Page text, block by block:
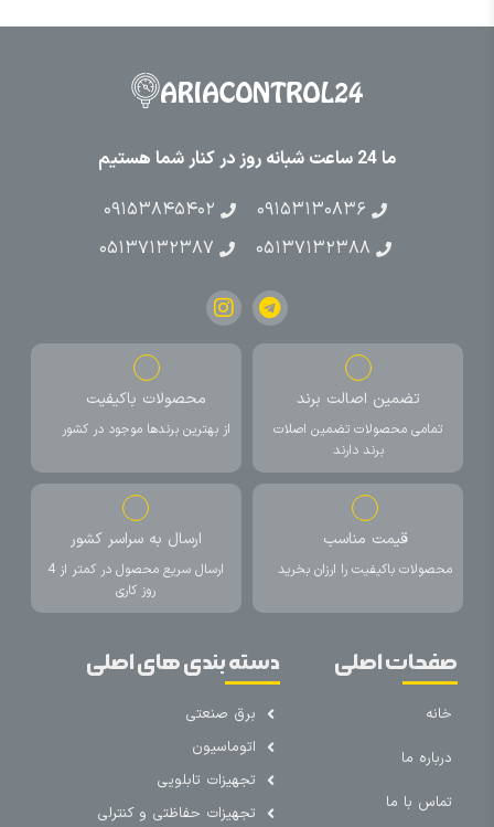
ما 24 ساعت شبانه روز در کنار شما هستیم
۰۹۱۵۳۱۳۰۸۳۶
۰۹۱۵۳۸۴۵۴۰۲
۰۵۱۳۷۱۳۲۳۸۸
۰۵۱۳۷۱۳۲۳۸۷
تضمین اصالت برند
تمامی محصولات تضمین اصلات
برند دارند
محصولات باکیفیت
از بهترین برندها موجود در کشور
قیمت مناسب
محصولات باکیفیت را ارزان بخرید
ارسال به سراسر کشور
ارسال سریع محصول در کمتر از 4
روز کاری
صفحات اصلی
خانه
درباره ما
تماس با ما
دسته بندی های اصلی
برق صنعتی
اتوماسیون
تجهیزات تابلویی
تجهیزات حفاظتی و کنترلی